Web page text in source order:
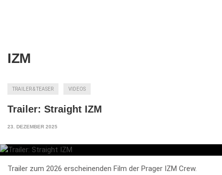
IZM
TRAILER & TEASER VIDEOS
Trailer: Straight IZM
23. DEZEMBER 2025
Trailer zum 2026 erscheinenden Film der Prager IZM Crew.